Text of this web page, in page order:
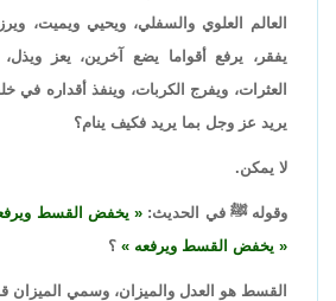
العالم العلوي والسفلي، ويحيي ويميت،
يفقر، يرفع أقواما يضع آخرين، يعز
العثرات، ويفرج الكربات، وينفذ أقداره في
يريد عز وجل بما يريد فكيف ينام؟
لا يمكن.
وقوله ﷺ في الحديث: يخفض القسط
يخفض القسط ويرفعه
؟
القسط هو العدل والميزان، وسمي الميزان